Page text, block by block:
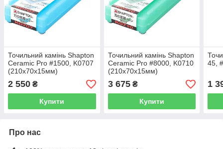
Точильний камінь Shapton
Ceramic Pro #1500, K0707
(210x70x15мм)
2 550 ₴
Купити
Точильний камінь Shapton
Ceramic Pro #8000, K0710
(210x70x15мм)
3 675₴
Купити
45,
1
Про нас